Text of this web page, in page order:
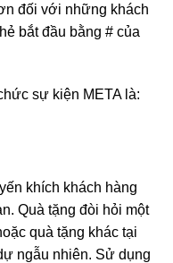
đối với những khách
bắt đầu bằng # của
sự kiện META là:
khích khách hàng
Quà tặng đòi hỏi một
quà tặng khác tại
ngẫu nhiên. Sử dụng